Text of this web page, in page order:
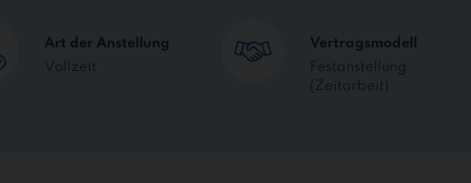
Art der Anstellung
Vollzeit
Vertragsmodell
Festanstellung
(Zeitarbeit)